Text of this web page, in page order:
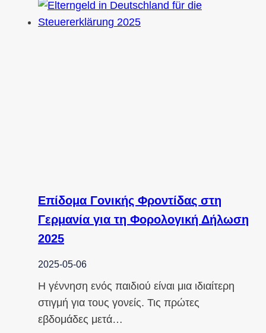
Επίδομα Γονικής Φροντίδας στη
Γερμανία για τη Φορολογική Δήλωση
2025
2025-05-06
Η γέννηση ενός παιδιού είναι μια ιδιαίτερη
στιγμή για τους γονείς. Τις πρώτες
εβδομάδες μετά…